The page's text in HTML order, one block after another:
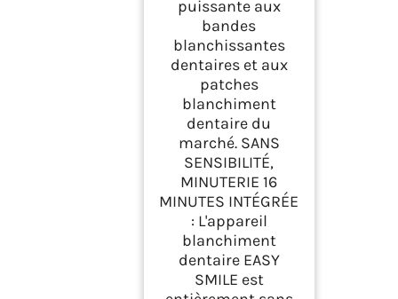
puissante aux
bandes
blanchissantes
dentaires et aux
patches
blanchiment
dentaire du
marché. SANS
SENSIBILITÉ,
MINUTERIE 16
MINUTES INTÉGRÉE
: L'appareil
blanchiment
dentaire EASY
SMILE est